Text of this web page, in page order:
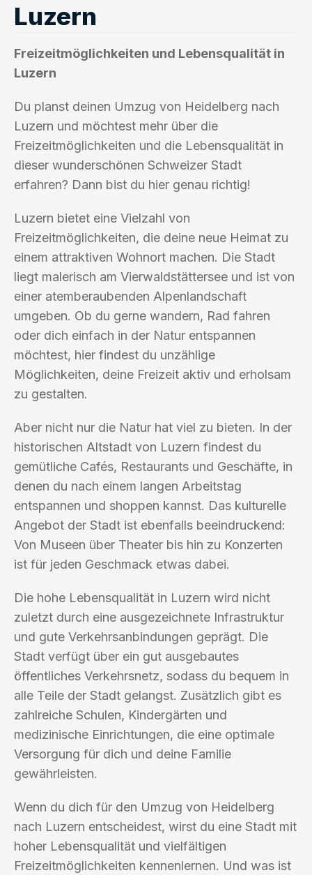
Luzern
Freizeitmöglichkeiten und Lebensqualität in
Luzern
Du planst deinen Umzug von Heidelberg nach
Luzern und möchtest mehr über die
Freizeitmöglichkeiten und die Lebensqualität in
dieser wunderschönen Schweizer Stadt
erfahren? Dann bist du hier genau richtig!
Luzern bietet eine Vielzahl von
Freizeitmöglichkeiten, die deine neue Heimat zu
einem attraktiven Wohnort machen. Die Stadt
liegt malerisch am Vierwaldstättersee und ist von
einer atemberaubenden Alpenlandschaft
umgeben. Ob du gerne wandern, Rad fahren
oder dich einfach in der Natur entspannen
möchtest, hier findest du unzählige
Möglichkeiten, deine Freizeit aktiv und erholsam
zu gestalten.
Aber nicht nur die Natur hat viel zu bieten. In der
historischen Altstadt von Luzern findest du
gemütliche Cafés, Restaurants und Geschäfte, in
denen du nach einem langen Arbeitstag
entspannen und shoppen kannst. Das kulturelle
Angebot der Stadt ist ebenfalls beeindruckend:
Von Museen über Theater bis hin zu Konzerten
ist für jeden Geschmack etwas dabei.
Die hohe Lebensqualität in Luzern wird nicht
zuletzt durch eine ausgezeichnete Infrastruktur
und gute Verkehrsanbindungen geprägt. Die
Stadt verfügt über ein gut ausgebautes
öffentliches Verkehrsnetz, sodass du bequem in
alle Teile der Stadt gelangst. Zusätzlich gibt es
zahlreiche Schulen, Kindergärten und
medizinische Einrichtungen, die eine optimale
Versorgung für dich und deine Familie
gewährleisten.
Wenn du dich für den Umzug von Heidelberg
nach Luzern entscheidest, wirst du eine Stadt mit
hoher Lebensqualität und vielfältigen
Freizeitmöglichkeiten kennenlernen. Und was ist